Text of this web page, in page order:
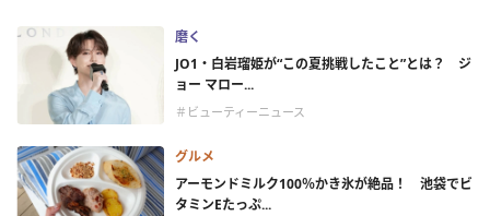
磨く
JO1・白岩瑠姫が“この夏挑戦したこと”とは？ ジ
ョー マロー...
＃ビューティーニュース
グルメ
アーモンドミルク100％かき氷が絶品！ 池袋でビ
タミンEたっぷ...